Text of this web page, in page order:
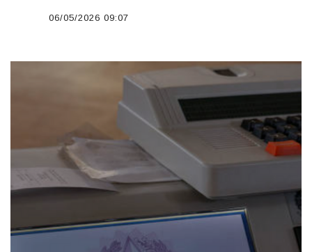
06/05/2026 09:07